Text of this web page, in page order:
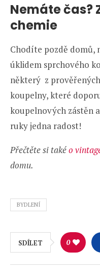
Nemáte čas?
chemie
Chodíte pozdě domů,
úklidem sprchového
některý z
koupelny, které
koupelnových zástěn
ruky jedna radost!
Přečtěte si takéo
domu.
BYDLENÍ
SDÍLET 0